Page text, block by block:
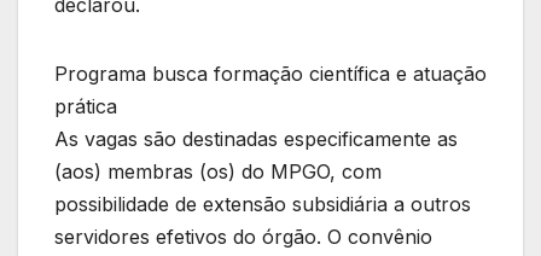
declarou.
Programa busca formação científica e atuação
prática
As vagas são destinadas especificamente as
(aos) membras (os) do MPGO, com
possibilidade de extensão subsidiária a outros
servidores efetivos do órgão. O convênio